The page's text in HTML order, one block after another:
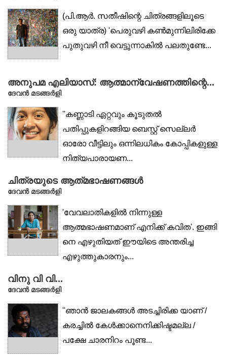
(പി.ആർ. സതീഷിന്റെ ചിത്രങ്ങളിലൂടെ
ഒരു യാത്ര) 'പെരുവഴി കൺമുന്നിലിരിക്കേ
പുതുവഴി നീ വെട്ടുന്നാകിൽ പലതുണ്ടേ...
അനുപമ എലിയാസ്: ആത്മാന്വേഷണത്തിന്റെ...
ദേവൻ മടങ്ങർളി
''കണ്ണാടി ഏറ്റവും കൂടുതൽ
പതിപ്പുകളിറങ്ങിയ ബെസ്റ്റ് സെല്ലർ
ഓരോ വീട്ടിലും ഒന്നിലധികം കോപ്പികളുള്ള
നിത്യപാരായണ...
ചിത്രയുടെ ആത്‌മഭാഷണങ്ങൾ
ദേവൻ മടങ്ങർളി
'വേവലാതികളിൽ നിന്നുള്ള
ആത്മഭാഷണമാണ് എനിക്ക് കവിത'. ഇങ്ങി
നെ എഴുതിയത് ഈയിടെ അന്തരിച്ച
എഴുത്തുകാരനും...
വിനു വി വി...
ദേവൻ മടങ്ങർളി
''ഞാൻ ജാലകങ്ങൾ അടച്ചിരിക്ക യാണ് /
കരച്ചിൽ കേൾക്കാനെനിക്കിഷ്ടമല്ല /
പക്ഷേ ചാരനിറം പൂണ്ട...